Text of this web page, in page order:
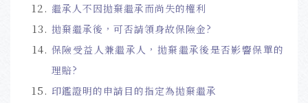
繼承人不因拋棄繼承而尚失的權利
拋棄繼承後，可否請領身故保險金?
保險受益人兼繼承人，拋棄繼承後是否影響保單的
理賠?
印鑑證明的申請目的指定為拋棄繼承